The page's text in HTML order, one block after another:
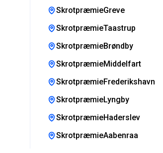
SkrotpræmieGreve
SkrotpræmieTaastrup
SkrotpræmieBrøndby
SkrotpræmieMiddelfart
SkrotpræmieFrederikshavn
SkrotpræmieLyngby
SkrotpræmieHaderslev
SkrotpræmieAabenraa